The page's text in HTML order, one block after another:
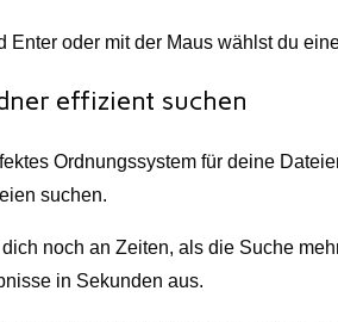
Enter oder mit der Maus wählst du
effizient suchen
Ordnungssystem für deine
suchen.
noch an Zeiten, als die Suche
in Sekunden aus.